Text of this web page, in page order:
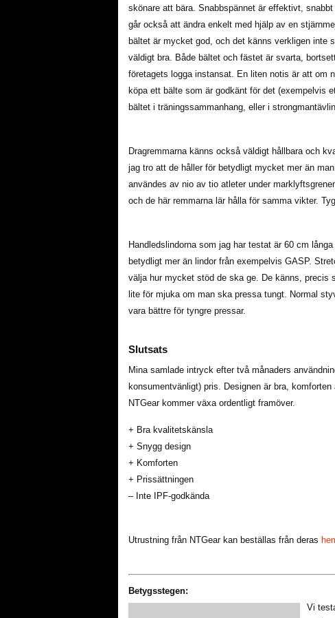
skönare att bära. Snabbspännet är effektivt,
går också att ändra enkelt med hjälp av en
bältet är mycket god, och det känns verkligen inte
väldigt bra. Både bältet och fästet är svarta,
företagets logga instansat. En liten notis är att om
köpa ett bälte som är godkänt för det (exempelvis
bältet i träningssammanhang, eller i
Dragremmarna känns också väldigt hållbara och
jag tro att de håller för betydligt mycket mer än
användes av nio av tio atleter under
och de här remmarna lär hålla för samma vikter.
Handledslindorna som jag har testat är 60 cm
betydligt mer än lindor från exempelvis GASP.
välja hur mycket stöd de ska ge. De känns, precis
lite för mjuka om man ska pressa tungt. Normal
vara bättre för tyngre pressar.
Slutsats
Mina samlade intryck efter två månaders
konsumentvänligt) pris. Designen är bra,
NTGear kommer växa ordentligt framöver.
+ Bra kvalitetskänsla
+ Snygg design
+ Komforten
+ Prissättningen
– Inte IPF-godkända
Utrustning från NTGear kan beställas från deras
Betygsstegen:
Vi